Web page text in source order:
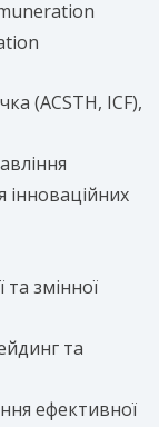
(ACSTH, ICF),
та змінної
та
ефективної